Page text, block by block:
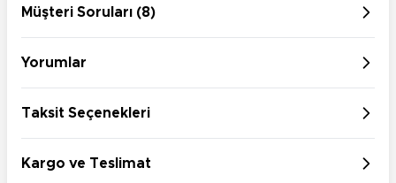
Müşteri Soruları (8)
Yorumlar
Taksit Seçenekleri
Kargo ve Teslimat